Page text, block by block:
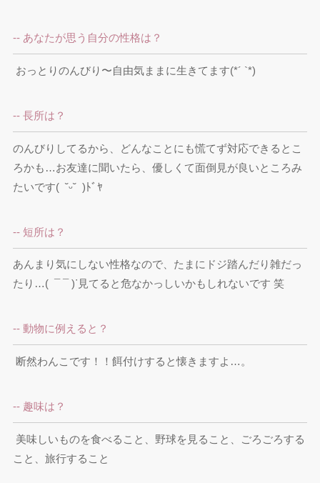
-- あなたが思う自分の性格は？
おっとりのんびり〜自由気ままに生きてます(*´ `*)
-- 長所は？
のんびりしてるから、どんなことにも慌てず対応できるとこ
ろかも…お友達に聞いたら、優しくて面倒見が良いところみ
-- 短所は？
あんまり気にしない性格なので、たまにドジ踏んだり雑だっ
-- 動物に例えると？
-- 趣味は？